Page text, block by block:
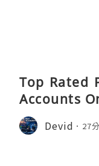
Top Rated
Accounts
Devid 27